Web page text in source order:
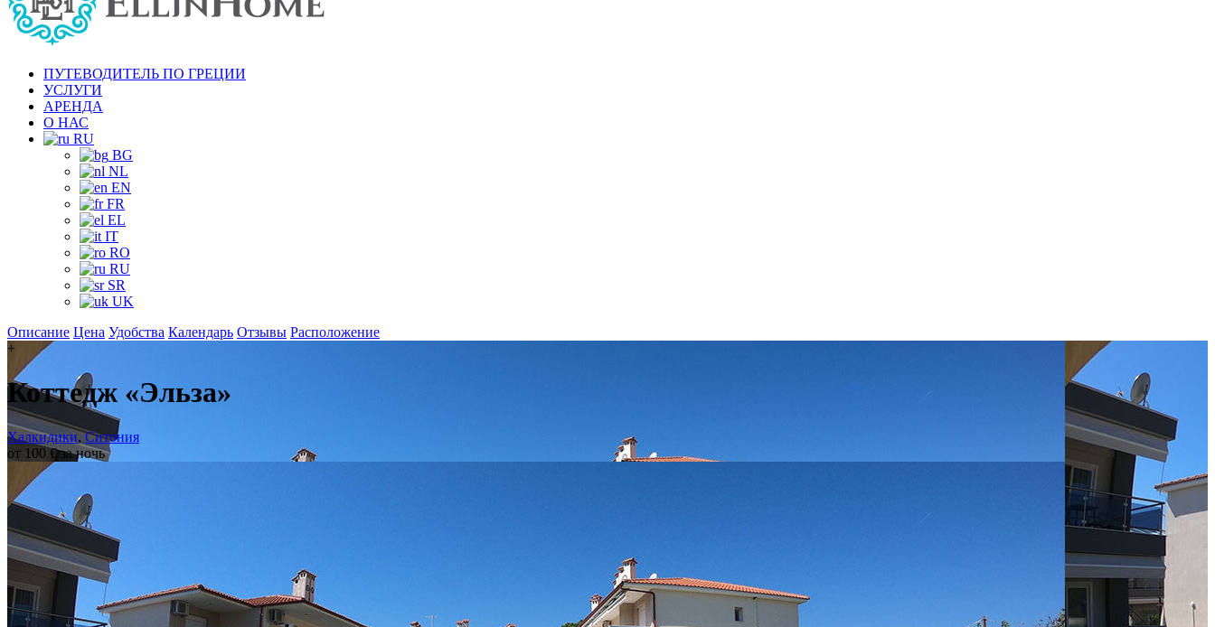
ПУТЕВОДИТЕЛЬ ПО ГРЕЦИИ
УСЛУГИ
АРЕНДА
О НАС
RU
BG
NL
EN
FR
EL
IT
RO
RU
SR
UK
Описание Цена Удобства Календарь Отзывы Расположение
+
Коттедж «Эльза»
Халкидики,Ситония
от 100 € за ночь